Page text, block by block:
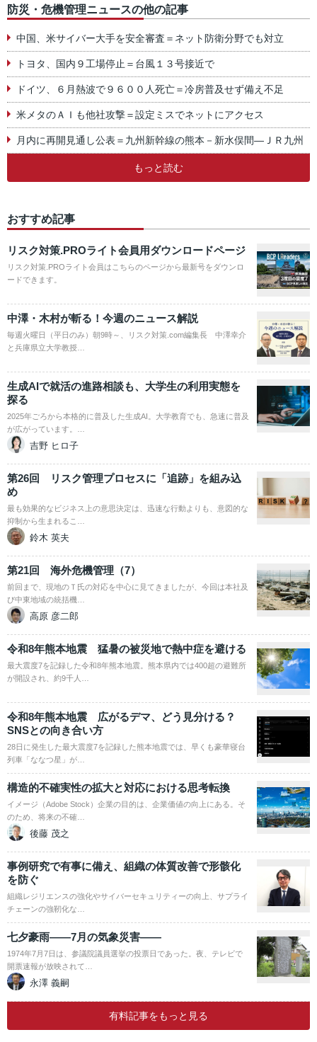
防災・危機管理ニュースの他の記事
中国、米サイバー大手を安全審査＝ネット防衛分野でも対立
トヨタ、国内９工場停止＝台風１３号接近で
ドイツ、６月熱波で９６００人死亡＝冷房普及せず備え不足
米メタのＡＩも他社攻撃＝設定ミスでネットにアクセス
月内に再開見通し公表＝九州新幹線の熊本－新水俣間―ＪＲ九州
もっと読む
おすすめ記事
リスク対策.PROライト会員用ダウンロードページ
リスク対策.PROライト会員はこちらのページから最新号をダウンロ
ードできます。
中澤・木村が斬る！今週のニュース解説
毎週火曜日（平日のみ）朝9時～、リスク対策.com編集長 中澤幸介
と兵庫県立大学教授…
生成AIで就活の進路相談も、大学生の利用実態を
探る
2025年ごろから本格的に普及した生成AI。大学教育でも、急速に普及
が広がっています。…
吉野 ヒロ子
第26回 リスク管理プロセスに「追跡」を組み込
め
最も効果的なビジネス上の意思決定は、迅速な行動よりも、意図的な
抑制から生まれるこ…
鈴木 英夫
第21回 海外危機管理（7）
前回まで、現地のＴ氏の対応を中心に見てきましたが、今回は本社及
び中東地域の統括機…
高原 彦二郎
令和8年熊本地震 猛暑の被災地で熱中症を避ける
最大震度7を記録した令和8年熊本地震。熊本県内では400超の避難所
が開設され、約9千人…
令和8年熊本地震 広がるデマ、どう見分ける？
SNSとの向き合い方
28日に発生した最大震度7を記録した熊本地震では、早くも豪華寝台
列車「ななつ星」が…
構造的不確実性の拡大と対応における思考転換
イメージ（Adobe Stock）企業の目的は、企業価値の向上にある。そ
のため、将来の不確…
後藤 茂之
事例研究で有事に備え、組織の体質改善で形骸化
を防ぐ
組織レジリエンスの強化やサイバーセキュリティーの向上、サプライ
チェーンの強靭化な…
七夕豪雨――7月の気象災害――
1974年7月7日は、参議院議員選挙の投票日であった。夜、テレビで
開票速報が放映されて…
永澤 義嗣
有料記事をもっと見る